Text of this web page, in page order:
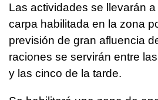
Las actividades se llevarán
carpa habilitada en la zona
previsión de gran afluencia
raciones se servirán entre
y las cinco de la tarde.